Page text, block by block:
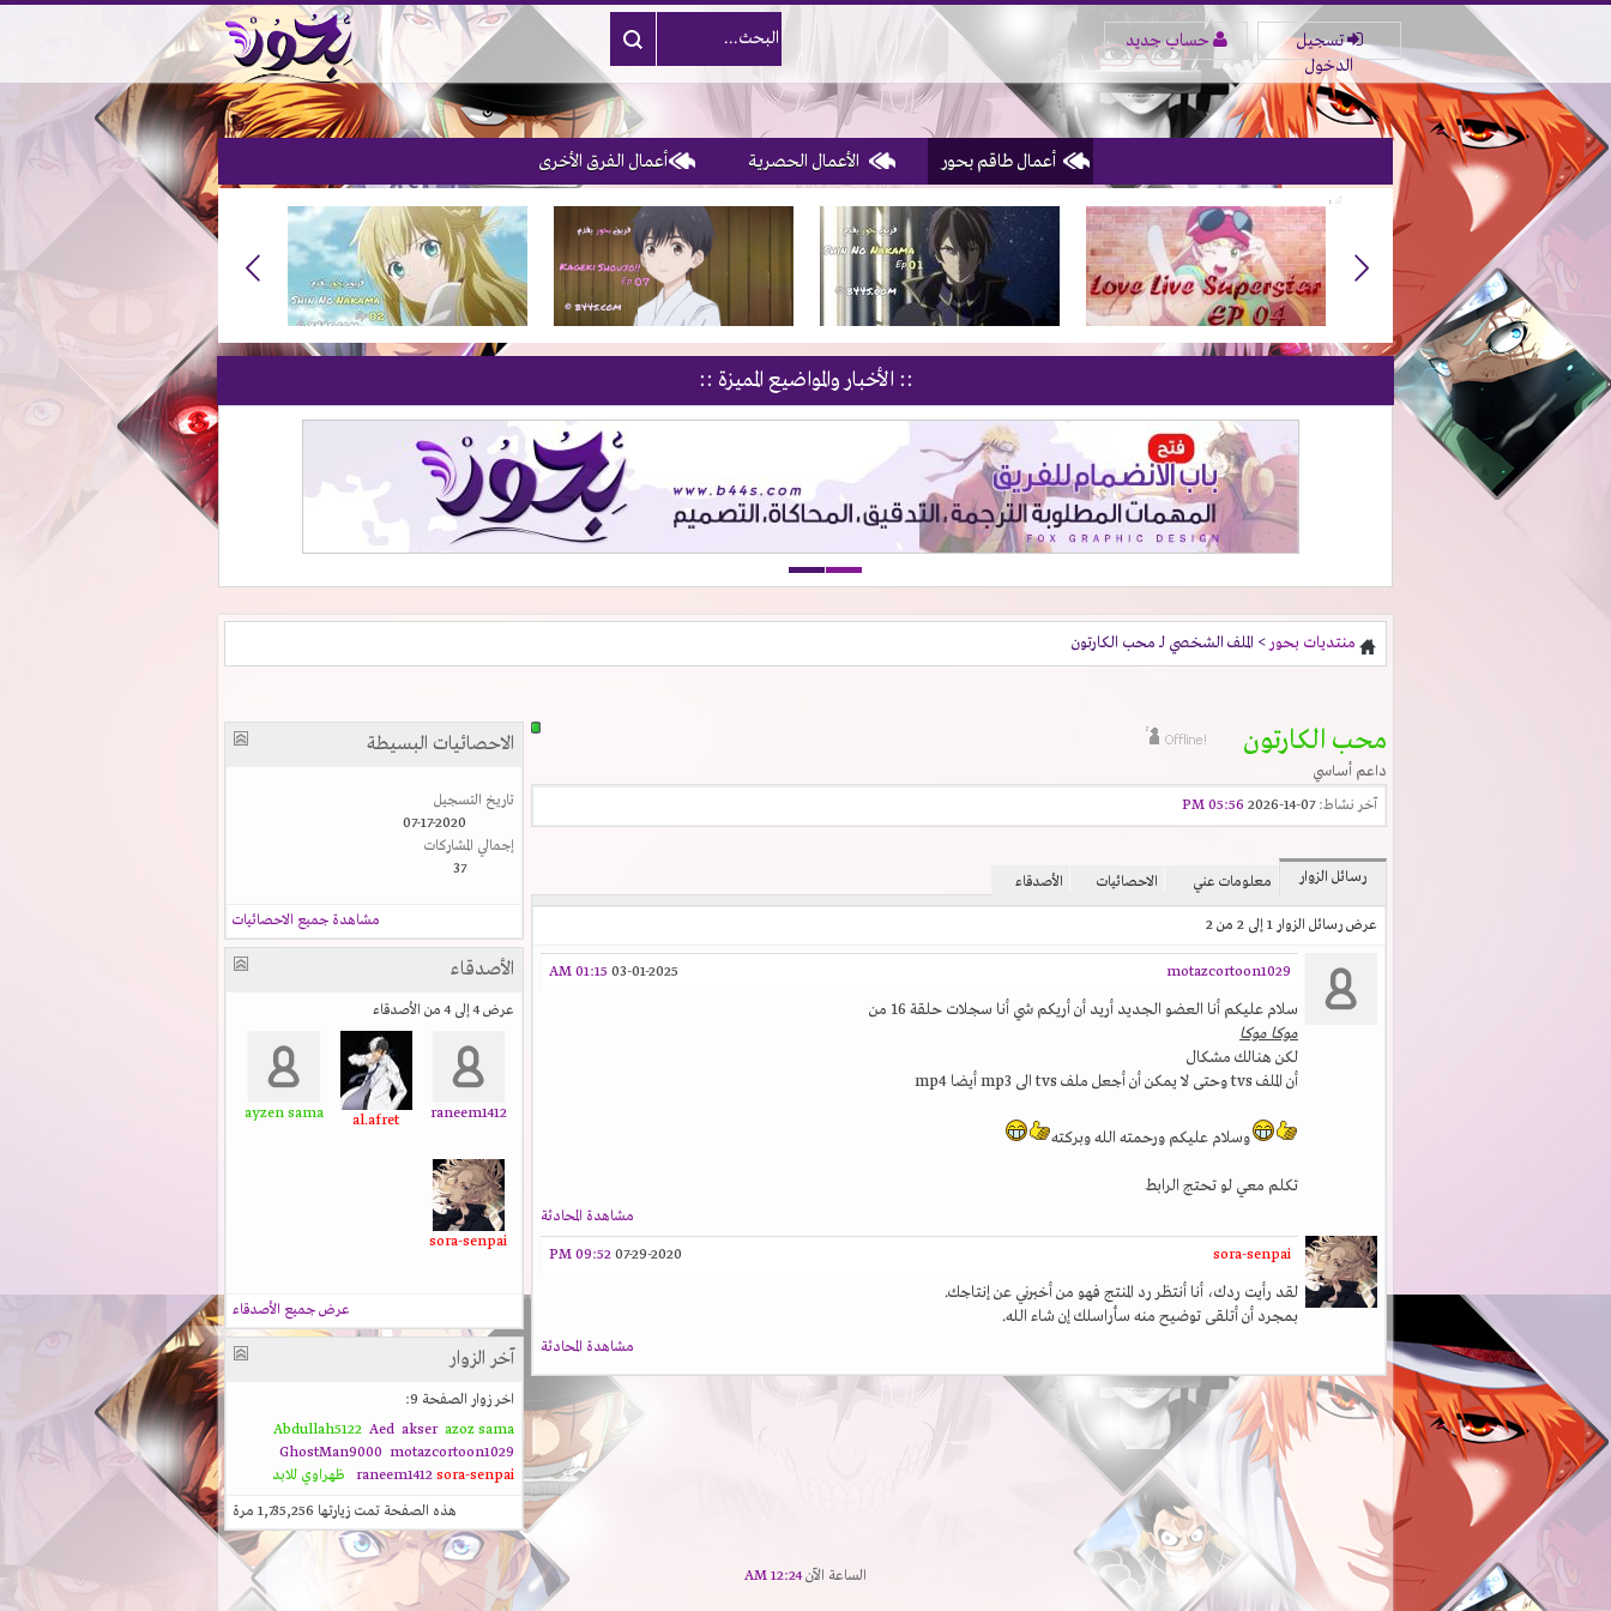
تسجيل
الدخول
حساب جديد
أعمال طاقم بحور الأعمال الحصرية أعمال الفرق الأخرى
1, 2, 3 & 4of 10
:: الأخبار والمواضيع المميزة ::
منتديات بحور > الملف الشخصي لـ محب الكارتون
محب الكارتون
داعم أساسي
آخر نشاط:07-14-2026
05:56 PM
رسائل الزوار معلومات عني الاحصائيات الأصدقاء
عرض رسائل الزوار 1 إلى 2 من2
03-01-2025
01:15 AM motazcortoon1029
سلام عليكم أنا العضو الجديد أريد أن أريكم شي أنا سجلات حلقة 16 من
موكا موكا
لكن هنالك مشكال
أن الملف tvs وحتى لا يمكن أن أجعل ملف tvs الى mp3 أيضا mp4
وسلام عليكم ورحمته الله وبركته
تكلم معي لو تحتج الرابط
مشاهدة المحادثة
07-29-2020
09:52 PM sora-senpai
لقد رأيت ردك، أنا أنتظر رد المنتج فهو من أخبرني عن إنتاجك.
بمجرد أن أتلقى توضيح منه سأراسلك إن شاء الله.
مشاهدة المحادثة
الاحصائيات البسيطة
تاريخ التسجيل
07-17-2020
إجمالي المشاركات
37
مشاهدة جميع الاحصائيات
الأصدقاء
عرض 4 إلى 4 من الأصدقاء
raneem1412
al.afret
ayzen sama
sora-senpai
عرض جميع الأصدقاء
آخر الزوار
اخر زوار الصفحة 9:
Abdullah5122 Aed akser azoz sama
GhostMan9000 motazcortoon1029
raneem1412sora-senpai
ظهراوي للابد
هذه الصفحة تمت زيارتها 1,735,256 مرة
الساعة الآن12:24 AM